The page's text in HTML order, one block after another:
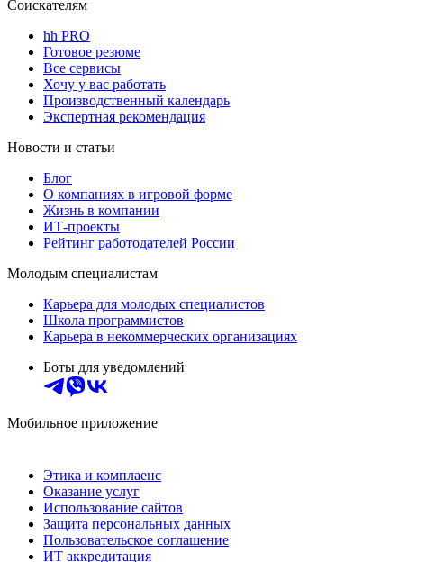
Соискателям
hh PRO
Готовое резюме
Все сервисы
Хочу у вас работать
Производственный календарь
Экспертная рекомендация
Новости и статьи
Блог
О компаниях в игровой форме
Жизнь в компании
ИТ-проекты
Рейтинг работодателей России
Молодым специалистам
Карьера для молодых специалистов
Школа программистов
Карьера в некоммерческих организациях
Боты для уведомлений
Мобильное приложение
Этика и комплаенс
Оказание услуг
Использование сайтов
Защита персональных данных
Пользовательское соглашение
ИТ аккредитация